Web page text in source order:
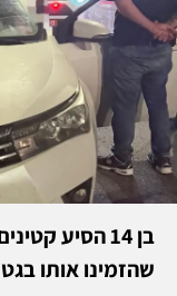
בן 14 הסיע
שהזמינו אותו בגט